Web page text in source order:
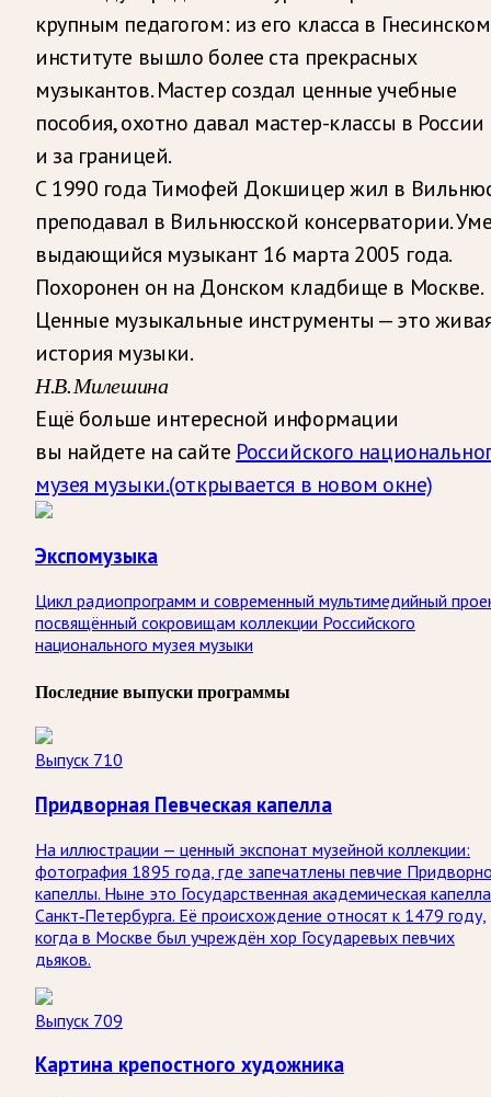
крупным педагогом: из его класса в Гнесинском
институте вышло более ста прекрасных
музыкантов. Мастер создал ценные учебные
пособия, охотно давал мастер-классы в России
и за границей.
С 1990 года Тимофей Докшицер жил в
преподавал в Вильнюсской консерватории.
выдающийся музыкант 16 марта 2005 года.
Похоронен он на Донском кладбище в Москве.
Ценные музыкальные инструменты — это
история музыки.
Н.В. Милешина
Ещё больше интересной информации
вы найдете на сайте Российского
музея музыки.(открывается в новом окне)
Экспомузыка
Цикл радиопрограмм и современный мультимедийный
посвящённый сокровищам коллекции Российского
национального музея музыки
Последние выпуски программы
Выпуск 710
Придворная Певческая капелла
На иллюстрации — ценный экспонат музейной коллекции:
фотография 1895 года, где запечатлены певчие
капеллы. Ныне это Государственная академическая капелла
Санкт‑Петербурга. Её происхождение относят к 1479 году,
когда в Москве был учреждён хор Государевых певчих
дьяков.
Выпуск 709
Картина крепостного художника